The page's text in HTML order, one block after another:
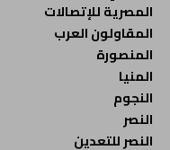
المصرية للإتصالات
المقاولون العرب
المنصورة
المنيا
النجوم
النصر
النصر للتعدين